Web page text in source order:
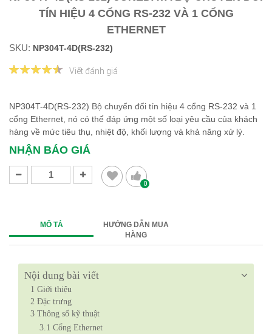
TÍN HIỆU 4 CỔNG RS-232 VÀ 1 CỔNG
ETHERNET
SKU: NP304T-4D(RS-232)
Viết đánh giá
NP304T-4D(RS-232) Bộ chuyển đổi tín hiệu 4 cổng RS-232 và 1
cổng Ethernet, nó có thể đáp ứng một số loại yêu cầu của khách
hàng về mức tiêu thụ, nhiệt độ, khối lượng và khả năng xử lý.
NHẬN BÁO GIÁ
0
MÔ TẢ
HƯỚNG DẪN MUA
HÀNG
Nội dung bài viết
1 Giới thiệu
2 Đặc trưng
3 Thông số kỹ thuật
3.1 Cổng Ethernet